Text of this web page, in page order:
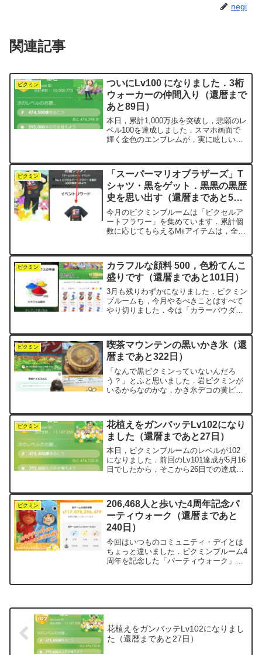
negi
関連記事
ピクミン
ついにLv100 になりました．3桁
ウォーカーの仲間入り（還暦まで
あと89日）
本日，累計1,000万歩を突破し，悲願のレ
ベル100を達成しました．スマホ画面で
輝く金色のエンブレムが，実に眩しいで
した．次の大台は「1億歩」ということに
なります．...
ピクミン
「スーパーマリオブラザーズ」T
シャツ・黒をゲット．黒黒の黒歴
史を思い出す（還暦まであと58
日）
今月のピクミンブルームは「ピクセルア
ートフラワー」を集めています．累計個
数に応じてもらえるMiiアイテムは，全部
日せっせと歩いています．前半の4つは
1,000個刻み...
ピクミン
カラフルな顔料 500，色粉てんこ
盛りです（還暦まであと101日）
3月も残りわずかになりました．ピクミン
ブルームも，今月やるべきことはすべて
やり切りました．今は「カラーパウダ
です．日曜なので巨大なキノコが出現し
ますが， 今のnegi...
ピクミン
喫茶マウンテンの黒いかき氷（還
暦まであと322日）
「なんで黒ピクミンっていないんだろ
う？」とふと思いました．岩ピクミンが
いるからなのかな．かき氷デコの黄ピク
をまとってます．最初はメロンかなと思
ったけど，白玉がのってるか...
ピクミン
花植えをガンバッテLv102になり
ました（還暦まであと27日）
本日，ピクミンブルームのレベルが102
になりました．前回のLv101達成が5月16
日でしたから，そこから26日での達成で
た．たくさん歩いたのはもちろんです
が，今回は「花植...
ピクミン
206,468人と歩いた4周年記念パ
ーティウォーク（還暦まであと
240日）
今回はいつものコミュニティ・デイとは
ちょっと違いました．ピクミンブルーム4
周年を記念した「パーティウォーク」と
花植えをガンバッテLv102になりまし
た（還暦まであと27日）